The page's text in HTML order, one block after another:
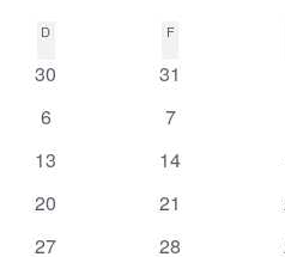
D FFREITAG
0
30
0
31
0
6
0
7
0
13
0
14
0
20
0
21
0
27
0
28